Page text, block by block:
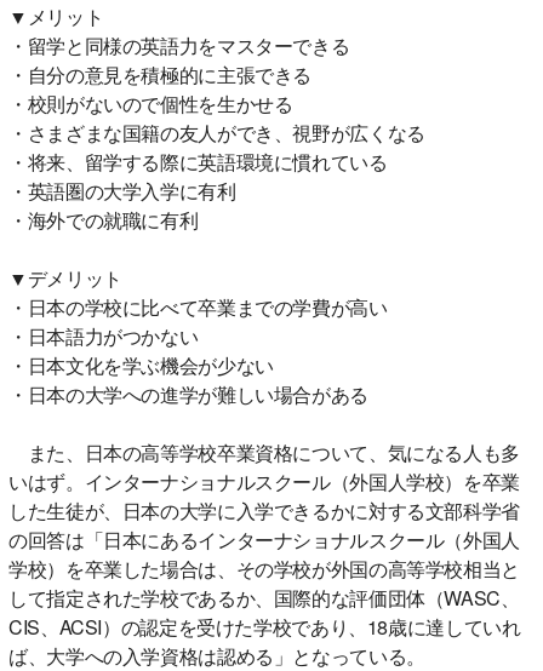
▼メリット
・留学と同様の英語力をマスターできる
・自分の意見を積極的に主張できる
・校則がないので個性を生かせる
・さまざまな国籍の友人ができ、視野が広くなる
・将来、留学する際に英語環境に慣れている
・英語圏の大学入学に有利
・海外での就職に有利
▼デメリット
・日本の学校に比べて卒業までの学費が高い
・日本語力がつかない
・日本文化を学ぶ機会が少ない
・日本の大学への進学が難しい場合がある
また、日本の高等学校卒業資格について、気になる人も多
いはず。インターナショナルスクール（外国人学校）を卒業
した生徒が、日本の大学に入学できるかに対する文部科学省
の回答は「日本にあるインターナショナルスクール（外国人
学校）を卒業した場合は、その学校が外国の高等学校相当と
して指定された学校であるか、国際的な評価団体（WASC、
CIS、ACSI）の認定を受けた学校であり、18歳に達していれ
ば、大学への入学資格は認める」となっている。